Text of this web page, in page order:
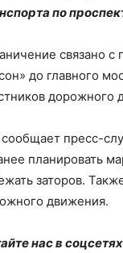
по
связано с
до главного
дорожного
сообщает пресс-
планировать
заторов.
движения.
нас в